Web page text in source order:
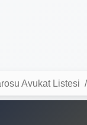
Avukat Listesi